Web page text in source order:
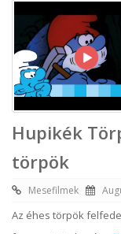
Hupikék
törpök
Mesefilmek
Az éhes törpök